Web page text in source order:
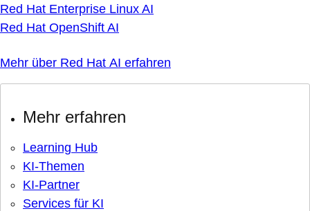
Red Hat Enterprise Linux AI
Red Hat OpenShift AI
Mehr über Red Hat AI erfahren
Mehr erfahren
Learning Hub
KI-Themen
KI-Partner
Services für KI